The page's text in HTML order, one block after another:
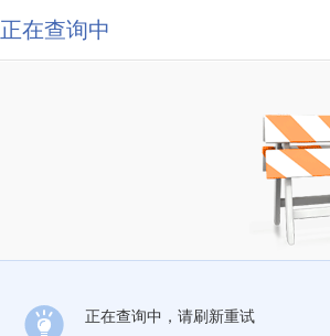
正在查询中
正在查询中，请刷新重试